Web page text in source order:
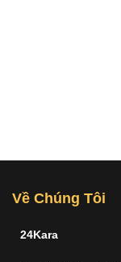
Về Chúng Tôi
24Kara